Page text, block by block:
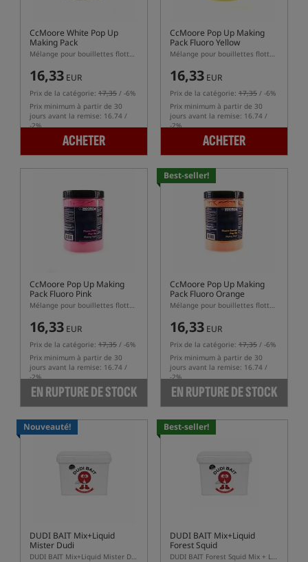
CcMoore White Pop Up
Making Pack
Mélange pour bouillettes flottantes Blanc
16,33 EUR
Prix de la catégorie: 17,35 / -6%
Prix minimum à partir de 30
jours avant la remise: 16.74 /
-2%
ACHETER
CcMoore Pop Up Making
Pack Fluoro Yellow
Mélange pour bouillettes flottantes
16,33 EUR
Prix de la catégorie: 17,35 / -6%
Prix minimum à partir de 30
jours avant la remise: 16.74 /
-2%
ACHETER
CcMoore Pop Up Making
Pack Fluoro Pink
Mélange pour bouillettes flottantes
16,33 EUR
Prix de la catégorie: 17,35 / -6%
Prix minimum à partir de 30
jours avant la remise: 16.74 /
-2%
EN RUPTURE DE STOCK
Best-seller!
CcMoore Pop Up Making
Pack Fluoro Orange
Mélange pour bouillettes flottantes
16,33 EUR
Prix de la catégorie: 17,35 / -6%
Prix minimum à partir de 30
jours avant la remise: 16.74 /
-2%
EN RUPTURE DE STOCK
Nouveauté!
DUDI BAIT Mix+Liquid
Mister Dudi
DUDI BAIT Mix+Liquid Mister Dudi 5 kg + 500 ml – ensemble pour rouler des bouillettes squid à la can
Best-seller!
DUDI BAIT Mix+Liquid
Forest Squid
DUDI BAIT Forest Squid Mix + Liquid – mix de base pour bouillettes protéinées